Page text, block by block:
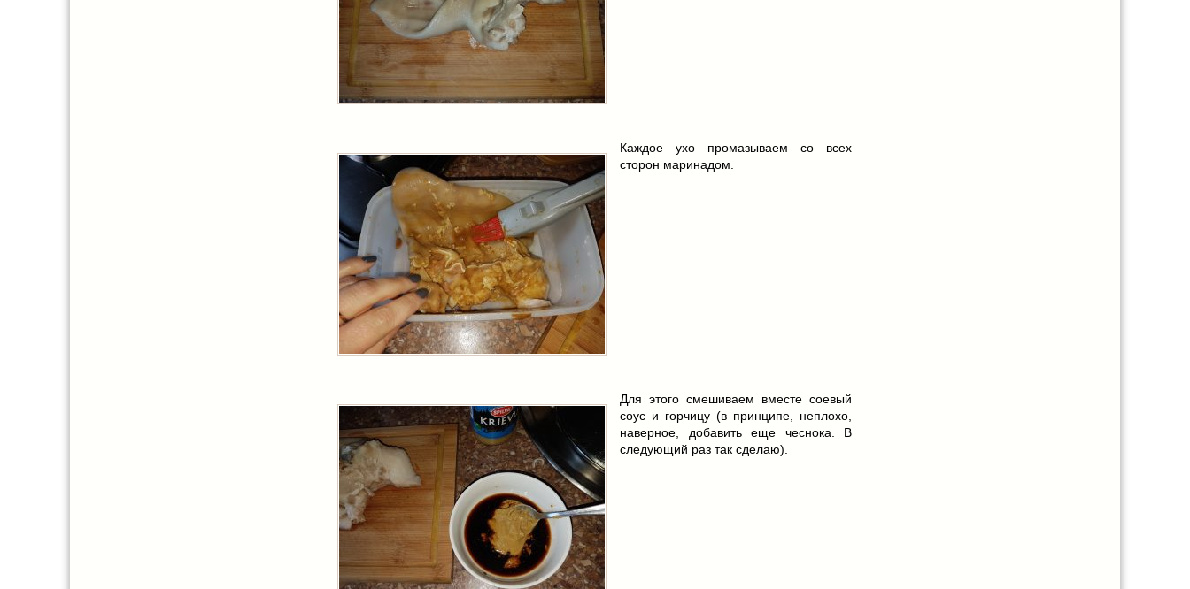
Каждое ухо промазываем со всех
сторон маринадом.
Для этого смешиваем вместе соевый
соус и горчицу (в принципе, неплохо,
наверное, добавить еще чеснока. В
следующий раз так сделаю).